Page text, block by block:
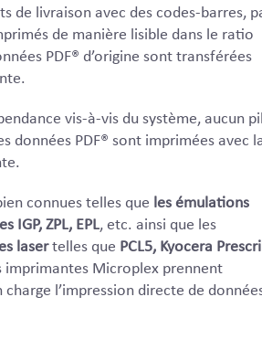
de livraison avec des codes-barres,
de manière lisible dans le ratio
PDF® d’origine sont transférées
vis-à-vis du système, aucun
données PDF® sont imprimées avec
connues telles que les émulations
IGP, ZPL, EPL, etc. ainsi que les
lasertelles que PCL5, Kyocera
imprimantes Microplex prennent
l’impression directe de